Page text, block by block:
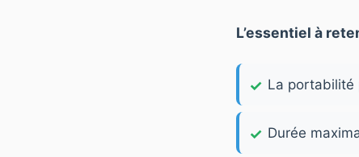
L’essentiel à
La portabilité
Durée